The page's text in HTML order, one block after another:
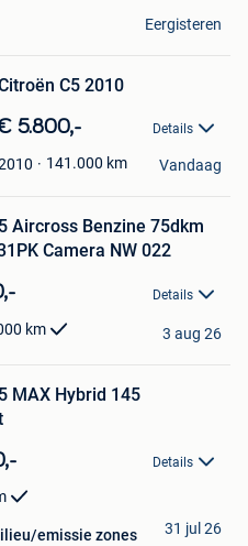
Eergisteren
C5 2010
5.800,- Details
141.000 km Vandaag
Aircross Benzine 75dkm
Camera NW 022
Details
km 3 aug 26
MAX Hybrid 145
Details
emissie zones 31 jul 26